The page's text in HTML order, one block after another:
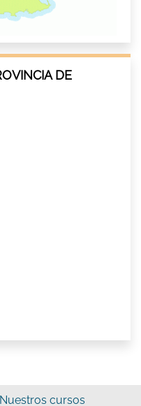
DE
Nuestros cursos